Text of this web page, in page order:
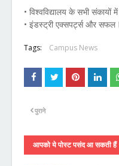
• विश्वविद्यालय के सभी संकायों
• इंडस्ट्री एक्सपर्ट्स और सफल
Tags: Campus News
पुराने
आपको ये पोस्ट पसंद आ सकती हैं